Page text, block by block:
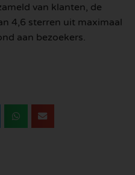
van klanten, de
4,6 sterren uit maximaal
aan bezoekers.